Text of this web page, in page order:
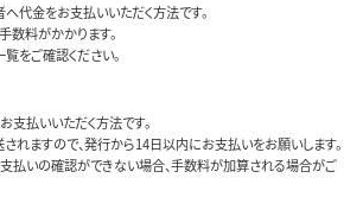
代金をお支払いいただく方法です。
数料がかかります。
をご確認ください。
払いいただく方法です。
れますので、発行から14日以内にお支払いをお願いします。
払いの確認ができない場合、手数料が加算される場合がご